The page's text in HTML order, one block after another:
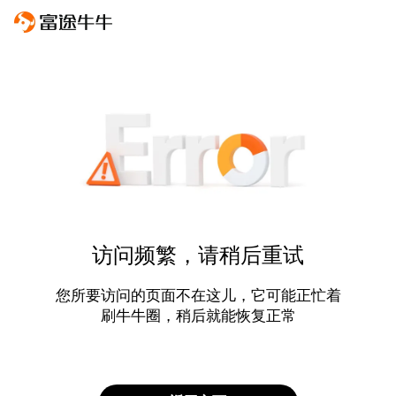
访问频繁，请稍后重试
您所要访问的页面不在这儿，它可能正忙着
刷牛牛圈，稍后就能恢复正常